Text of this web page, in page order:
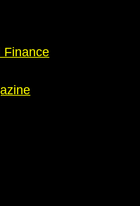
Finance